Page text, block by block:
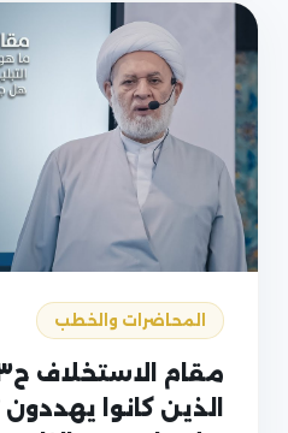
المحاضرات والخطب
الذين كانوا